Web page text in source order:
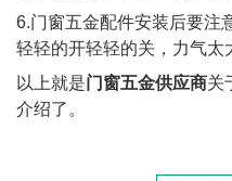
6.门窗五金配件安装后要注
轻轻的开轻轻的关，力气太
以上就是门窗五金供应商关
介绍了。